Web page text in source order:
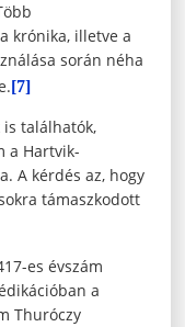
krónika, illetve a
során néha
[7]
találhatók,
a Hartvik-
A kérdés az, hogy
támaszkodott
es évszám
a
Thuróczy